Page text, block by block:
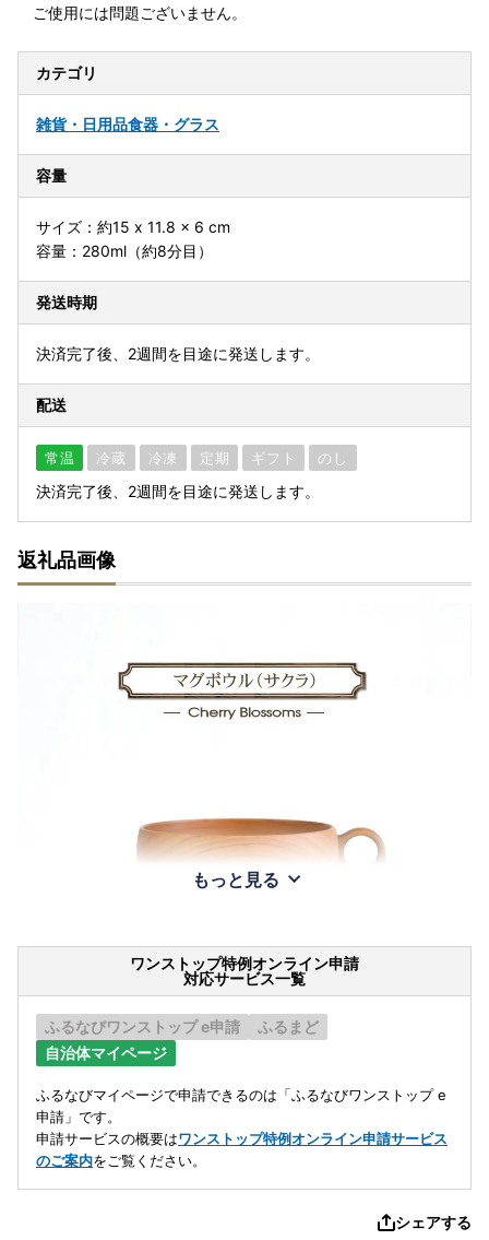
ご使用には問題ございません。
カテゴリ
雑貨・日用品食器・グラス
容量
サイズ：約15 x 11.8 x 6 cm
容量：280ml（約8分目）
発送時期
決済完了後、2週間を目途に発送します。
配送
常温 冷蔵 冷凍 定期 ギフト のし
決済完了後、2週間を目途に発送します。
返礼品画像
もっと見る
ワンストップ特例オンライン申請
対応サービス一覧
ふるなびワンストップ e申請
ふるまど
自治体マイページ
ふるなびマイページで申請できるのは「ふるなびワンストップ e
申請」です。
申請サービスの概要はワンストップ特例オンライン申請サービス
のご案内をご覧ください。
シェアする